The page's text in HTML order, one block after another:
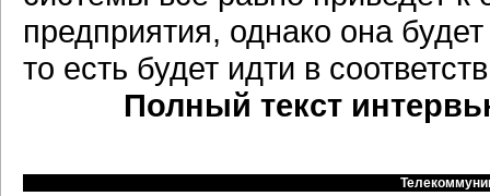
предприятия, однако она
то есть будет идти в
Полный текст